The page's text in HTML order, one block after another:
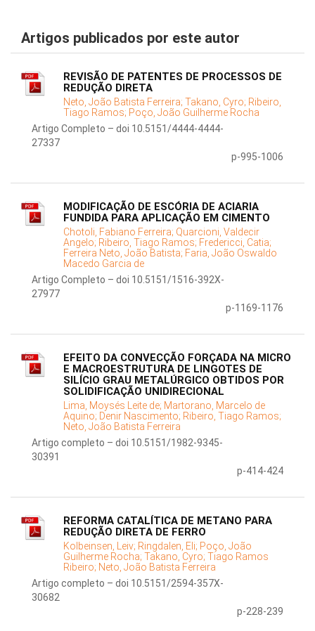
Artigos publicados por este autor
REVISÃO DE PATENTES DE PROCESSOS DE
REDUÇÃO DIRETA
Neto, João Batista Ferreira; Takano, Cyro; Ribeiro,
Tiago Ramos; Poço, João Guilherme Rocha
Artigo Completo – doi 10.5151/4444-4444-
27337
p-995-1006
MODIFICAÇÃO DE ESCÓRIA DE ACIARIA
FUNDIDA PARA APLICAÇÃO EM CIMENTO
Chotoli, Fabiano Ferreira; Quarcioni, Valdecir
Angelo; Ribeiro, Tiago Ramos; Fredericci, Catia;
Ferreira Neto, João Batista; Faria, João Oswaldo
Macedo Garcia de
Artigo Completo – doi 10.5151/1516-392X-
27977
p-1169-1176
EFEITO DA CONVECÇÃO FORÇADA NA MICRO
E MACROESTRUTURA DE LINGOTES DE
SILÍCIO GRAU METALÚRGICO OBTIDOS POR
SOLIDIFICAÇÃO UNIDIRECIONAL
Lima, Moysés Leite de; Martorano, Marcelo de
Aquino; Denir Nascimento; Ribeiro, Tiago Ramos;
Neto, João Batista Ferreira
Artigo completo – doi 10.5151/1982-9345-
30391
p-414-424
REFORMA CATALÍTICA DE METANO PARA
REDUÇÃO DIRETA DE FERRO
Kolbeinsen, Leiv; Ringdalen, Eli; Poço, João
Guilherme Rocha; Takano, Cyro; Tiago Ramos
Ribeiro; Neto, João Batista Ferreira
Artigo completo – doi 10.5151/2594-357X-
30682
p-228-239